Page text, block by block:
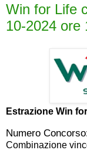
Win for Life
10-2024 ore
Estrazione Win
Numero
Combinazione